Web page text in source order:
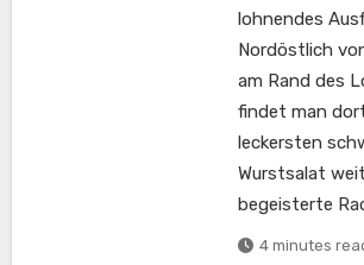
lohnendes
Nordöstlich
am Rand des
findet man
leckersten
Wurstsalat
begeisterte
4 minutes